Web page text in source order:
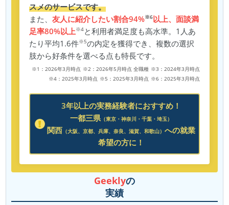
スメのサービスです。
また、友人に紹介したい割合94%※6以上、面談満
足率80%以上※4と利用者満足度も高水準。1人あ
たり平均1.6件※5の内定を獲得でき、複数の選択
肢から好条件を選べる点も特長です。
※1：2026年3月時点 ※2：2026年5月時点 全職種 ※3：2024年3月時点
※4：2025年3月時点 ※5：2025年3月時点 ※6：2025年3月時点
3年以上の実務経験者におすすめ！
一都三県（東京・神奈川・千葉・埼玉）
関西 （大阪、京都、兵庫、奈良、滋賀、和歌山） への就業
希望の方に！
Geeklyの
実績